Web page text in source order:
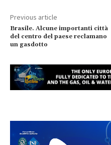
Previous article
Brasile. Alcune importanti città
del centro del paese reclamano
un gasdotto